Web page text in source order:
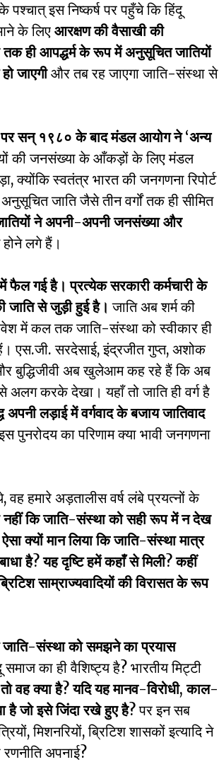
पश्चात् इस निष्कर्ष पर पहुँचे कि हिंदू
के लिए आरक्षण की वैसाखी की
ही आपद्धर्म के रूप में अनुसूचित जातियों
जाएगीऔर तब रह जाएगा जाति-संस्था से
सन् १९८० के बाद मंडल आयोग ने ‘अन्य
की जनसंख्या के आँकड़ों के लिए मंडल
स्वतंत्र भारत की जनगणना रिपोर्ट
जाति जैसे तीन वर्गों तक ही सीमित
ने अपनी-अपनी जनसंख्या और
लगे हैं।
फैल गई है। प्रत्येक सरकारी कर्मचारी के
जाति से जुड़ी हुई है। जाति अब शर्म की
आवेश में कल तक जाति-संस्था को स्वीकार ही
एस.जी. सरदेसाई, इंद्रजीत गुप्त, अशोक
बुद्धिजीवी अब खुलेआम कह रहे हैं कि अब
करके देखा। यहाँ तो जाति ही वर्ग है
अपनी लड़ाई में वर्गवाद के बजाय जातिवाद
पुनरोदय का परिणाम क्या भावी जनगणना
हमारे अड़तालीस वर्ष लंबे प्रयत्नों के
नहीं कि जाति-संस्था को सही रूप में न देख
क्यों मान लिया कि जाति-संस्था मात्र
है?यह दृष्टि हमें कहाँ से मिली?कहीं
साम्राज्यवादियों की विरासत के रूप
संस्था को समझने का प्रयास
का ही वैशिष्ट्य है? भारतीय मिट्टी
वह क्या है?यदि यह मानव-विरोधी,काल-
है जो इसे जिंदा रखे हुए है?पर इन सब
मिशनरियों, ब्रिटिश शासकों इत्यादि ने
अपनाई?